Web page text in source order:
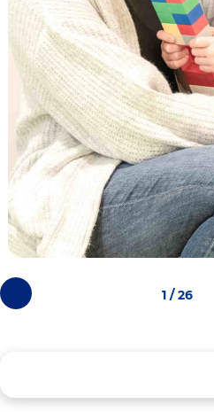
Photos
précédentes
1 / 26